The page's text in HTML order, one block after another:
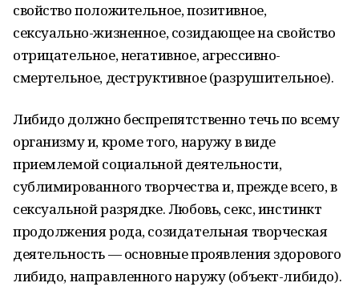
свойство положительное, позитивное,
сексуально-жизненное, созидающее на свойство
отрицательное, негативное, агрессивно-
смертельное, деструктивное (разрушительное).
Либидо должно беспрепятственно течь по всему
организму и, кроме того, наружу в виде
приемлемой социальной деятельности,
сублимированного творчества и, прежде всего, в
сексуальной разрядке. Любовь, секс, инстинкт
продолжения рода, созидательная творческая
деятельность — основные проявления здорового
либидо, направленного наружу (объект-либидо).